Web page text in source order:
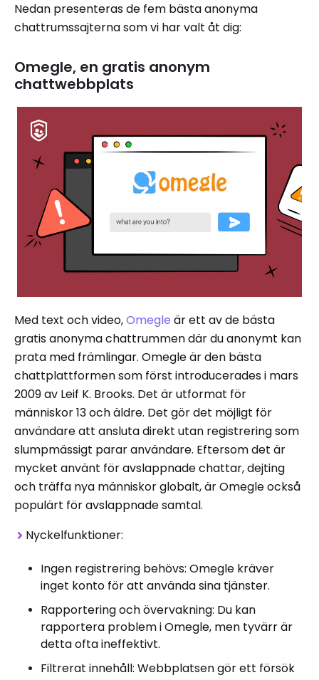
Nedan presenteras de fem bästa anonyma
chattrumssajterna som vi har valt åt dig:
Omegle, en gratis anonym
chattwebbplats
Med text och video,Omegle är ett av de bästa
gratis anonyma chattrummen där du anonymt kan
prata med främlingar. Omegle är den bästa
chattplattformen som först introducerades i mars
2009 av Leif K. Brooks. Det är utformat för
människor 13 och äldre. Det gör det möjligt för
användare att ansluta direkt utan registrering som
slumpmässigt parar användare. Eftersom det är
mycket använt för avslappnade chattar, dejting
och träffa nya människor globalt, är Omegle också
populärt för avslappnade samtal.
Nyckelfunktioner:
Ingen registrering behövs: Omegle kräver
inget konto för att använda sina tjänster.
Rapportering och övervakning: Du kan
rapportera problem i Omegle, men tyvärr är
detta ofta ineffektivt.
Filtrerat innehåll: Webbplatsen gör ett försök